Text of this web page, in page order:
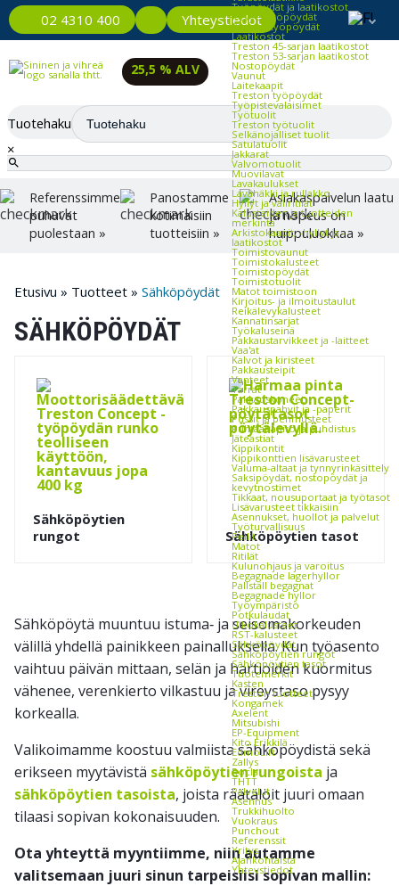
02 4310 400 Yhteystiedot
Työpöydät ja laatikostot
Kevyet työpöydät
Raskaat työpöydät
Laatikostot
Treston 45-sarjan laatikostot
Treston 53-sarjan laatikostot
Nostopöydät
Vaunut
Laitekaapit
Treston työpöydät
Työpistevalaisimet
Työtuolit
Treston työtuolit
Selkänojalliset tuolit
Satulatuolit
Jakkarat
Valvomotuolit
Muovilavat
Lavakaulukset
Lavahäkki ja rullakko
Hyllyt ja väliritilät
Kalusteiden ja tuotteiden
merkintä
Arkistokaapit, -hyllyt ja -
laatikostot
Toimistovaunut
Toimistokalusteet
Toimistopöydät
Toimistotuolit
Matot toimistoon
Kirjoitus- ja ilmoitustaulut
Reikälevykalusteet
Kannatinsarjat
Työkaluseinä
Pakkaustarvikkeet ja -laitteet
Vaa'at
Kalvot ja kiristeet
Pakkausteipit
Vanteet
Tarrat
Pakkauskoneet
Pakkauspahvit ja -paperit
Pussit ja pehmusteet
Puhtaanapito ja puhdistus
Jäteastiat
Kippikontit
Kippikonttien lisävarusteet
Valuma-altaat ja tynnyrinkäsittely
Saksipöydät, nostopöydät ja
kevytnostimet
Tikkaat, nousuportaat ja työtasot
Lisävarusteet tikkaisiin
Asennukset, huollot ja palvelut
Työturvallisuus
Peilit
Matot
Ritilät
Kulunohjaus ja varoitus
Begagnade lagerhyllor
Pallställ begagnat
Begagnade hyllor
Työympäristö
Potkulaudat
Ulkokalusteet
RST-kalusteet
Sähköpöydät
Sähköpöytien rungot
Sähköpöytien tasot
Tuotemerkit
Kasten
Treston tuotteet
Kongamek
Axelent
Mitsubishi
EP-Equipment
Kito Erikkilä
EdmoLift
Zallys
Rocla
THTT
Palvelut
Asennus
Trukkihuolto
Vuokraus
Punchout
Referenssit
Yritys
Ajankohtaista
Yhteystiedot
25,5 % ALV
Tuotehaku
×
Referenssimme
puhuvat
puolestaan »
Panostamme
kotimaisiin
tuotteisiin »
Asiakaspalvelun laatu
ja nopeus on
huippuluokkaa »
Etusivu » Tuotteet » Sähköpöydät
SÄHKÖPÖYDÄT
Sähköpöytien
rungot
Sähköpöytien tasot
Sähköpöytä muuntuu istuma‑ ja seisomakorkeuden
välillä yhdellä painikkeen painalluksella. Kun työasento
vaihtuu päivän mittaan, selän ja hartioiden kuormitus
vähenee, verenkierto vilkastuu ja vireystaso pysyy
korkealla.
Valikoimamme koostuu valmiista sähköpöydistä sekä
erikseen myytävistä sähköpöytien rungoista ja
sähköpöytien tasoista, joista räätälöit juuri omaan
tilaasi sopivan kokonaisuuden.
Ota yhteyttä myyntiimme, niin autamme
valitsemaan juuri sinun tarpeisiisi sopivan mallin: